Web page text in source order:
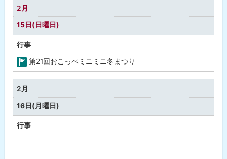
な
し
2月
15日(日曜日)
行事
町
の
行
事
第21回おこっぺミニミニ冬まつり
2月
16日(月曜日)
行事
定